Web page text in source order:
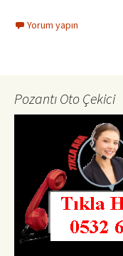
Yorum yapın
Pozantı Oto Çekici